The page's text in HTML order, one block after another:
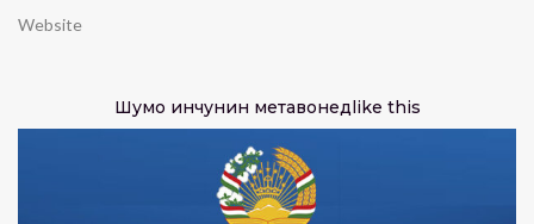
Website
Шумо инчунин метавонедlike this